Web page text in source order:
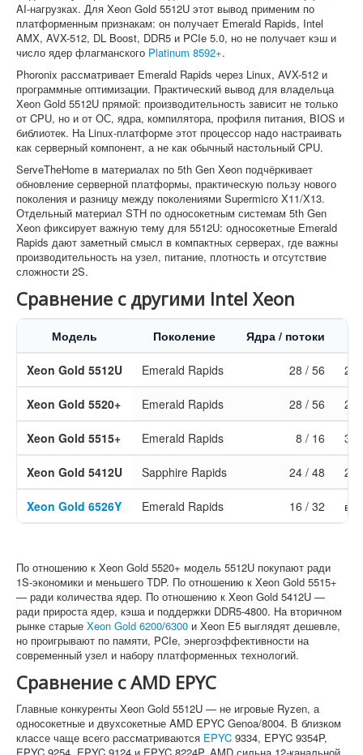
AI-нагрузках. Для Xeon Gold 5512U этот вывод применим по
платформенным признакам: он получает Emerald Rapids, Intel
AMX, AVX-512, DL Boost, DDR5 и PCIe 5.0, но не получает кэш и
число ядер флагманского Platinum 8592+.
Phoronix рассматривает Emerald Rapids через Linux, AVX-512 и
программные оптимизации. Практический вывод для владельца
Xeon Gold 5512U прямой: производительность зависит не только
от CPU, но и от ОС, ядра, компилятора, профиля питания, BIOS и
библиотек. На Linux-платформе этот процессор надо настраивать
как серверный компонент, а не как обычный настольный CPU.
ServeTheHome в материалах по 5th Gen Xeon подчёркивает
обновление серверной платформы, практическую пользу нового
поколения и разницу между поколениями Supermicro X11/X13.
Отдельный материал STH по односокетным системам 5th Gen
Xeon фиксирует важную тему для 5512U: односокетные Emerald
Rapids дают заметный смысл в компактных серверах, где важны
производительность на узел, питание, плотность и отсутствие
сложности 2S.
Сравнение с другими Intel Xeon
Модель Поколение Ядра / потоки
Xeon Gold 5512U Emerald Rapids 28 / 56
Xeon Gold 5520+ Emerald Rapids 28 / 56
Xeon Gold 5515+ Emerald Rapids 8 / 16
Xeon Gold 5412U Sapphire Rapids 24 / 48
Xeon Gold 6526Y Emerald Rapids 16 / 32
По отношению к Xeon Gold 5520+ модель 5512U покупают ради
1S-экономики и меньшего TDP. По отношению к Xeon Gold 5515+
— ради количества ядер. По отношению к Xeon Gold 5412U —
ради прироста ядер, кэша и поддержки DDR5-4800. На вторичном
рынке старые Xeon Gold 6200/6300 и Xeon E5 выглядят дешевле,
но проигрывают по памяти, PCIe, энергоэффективности на
современный узел и набору платформенных технологий.
Сравнение с AMD EPYC
Главные конкуренты Xeon Gold 5512U — не игровые Ryzen, а
односокетные и двухсокетные AMD EPYC Genoa/8004. В близком
классе чаще всего рассматриваются EPYC 9334, EPYC 9354P,